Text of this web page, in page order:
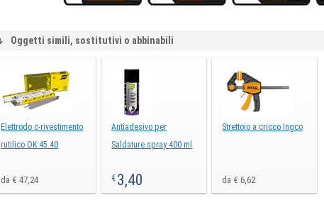
Oggetti simili, sostitutivi o abbinabili
Elettrodo c-rivestimento
rutilico OK 45.40
da € 47,24
Antiadesivo per
Saldature spray 400 ml
€ 3,40
Strettoio a cricco Ingco
da € 6,62